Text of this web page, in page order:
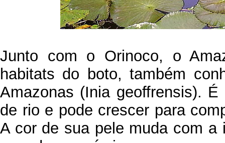
Junto com o Orinoco, o
habitats do boto, também
Amazonas (Inia geoffrensis).
de rio e pode crescer para
A cor de sua pele muda com a